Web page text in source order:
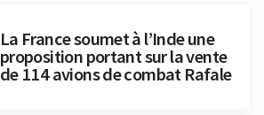
La France soumet à l’Inde une
proposition portant sur la vente
de 114 avions de combat Rafale